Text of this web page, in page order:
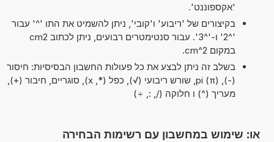
'אקספוננט'.
בקיצורים של 'ריבוע' ו'קובי', ניתן להשמיט את התו '^' עבור
'^2' ו-'^3'. עבור סנטימטרים רבועים, ניתן לכתוב cm2
במקום cm^2.
בשלב זה ניתן לבצע את כל פעולות החשבון הבסיסיות: חיסור
(-), pi (π), שורש ריבועי (√), כפל (*, x), סוגריים, חיבור (+),
מעריך (^) ו חלוקה (/, :, ÷)
או: שימוש במחשבון עם רשימות הבחירה